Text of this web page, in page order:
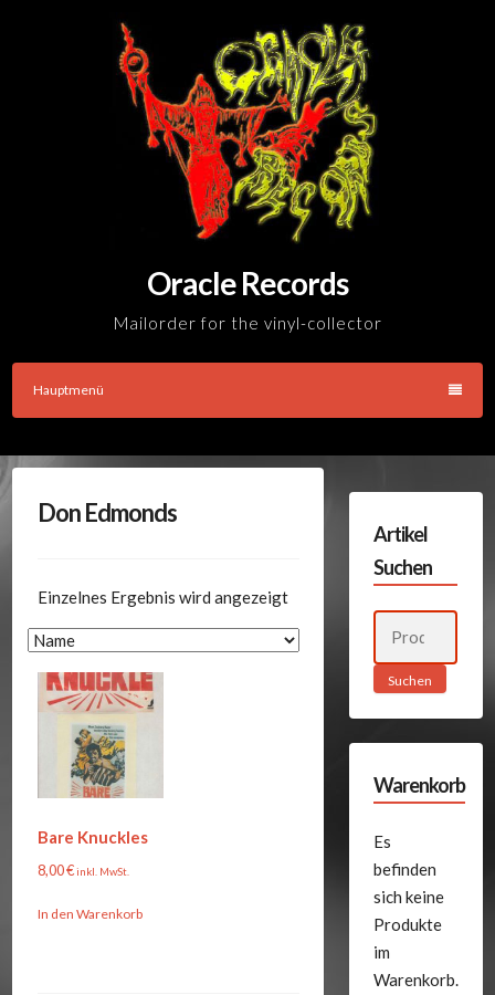
Oracle Records
Mailorder for the vinyl-collector
Hauptmenü
Don Edmonds
Einzelnes Ergebnis wird angezeigt
Bare Knuckles
8,00€inkl. MwSt.
In den Warenkorb
Artikel
Suchen
Suchen
Warenkorb
Es
befinden
sich keine
Produkte
im
Warenkorb.